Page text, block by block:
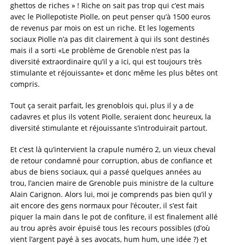
ghettos de riches » ! Riche on sait pas trop qui c’est mais
avec le Piollepotiste Piolle, on peut penser qu’à 1500 euros
de revenus par mois on est un riche. Et les logements
sociaux Piolle n’a pas dit clairement à qui ils sont destinés
mais il a sorti «Le problème de Grenoble n’est pas la
diversité extraordinaire qu’il y a ici, qui est toujours très
stimulante et réjouissante» et donc même les plus bêtes ont
compris.
Tout ça serait parfait, les grenoblois qui, plus il y a de
cadavres et plus ils votent Piolle, seraient donc heureux, la
diversité stimulante et réjouissante s’introduirait partout.
Et c’est là qu’intervient la crapule numéro 2, un vieux cheval
de retour condamné pour corruption, abus de confiance et
abus de biens sociaux, qui a passé quelques années au
trou, l’ancien maire de Grenoble puis ministre de la culture
Alain Carignon. Alors lui, moi je comprends pas bien qu’il y
ait encore des gens normaux pour l’écouter, il s’est fait
piquer la main dans le pot de confiture, il est finalement allé
au trou après avoir épuisé tous les recours possibles (d’où
vient l’argent payé à ses avocats, hum hum, une idée ?) et